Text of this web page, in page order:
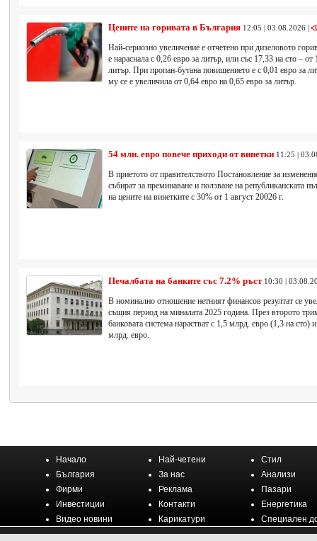
Цените на горивата в България 12:05 | 03.08.2026 |
Най-сериозно увеличение е отчетено при дизеловото
е нараснала с 0,26 евро за литър, или със 17,33 на сто –
литър. При пропан-бутана повишението е с 0,01 евро за
му се е увеличила от 0,64 евро на 0,65 евро за литър.
54 млн. евро повече приходи от винетки 11:25 |
В приетото от правителството Постановление за
събират за преминаване и ползване на републиканската
на цените на винетките с 30% от 1 август 20026 г.
Печалбата на банките със 7.2% ръст 10:30 |
В номинално отношение нетният финансов резултат се
същия период на миналата 2025 година. През второто
банковата система нарастват с 1,5 млрд. евро (1,3 на сто)
млрд. евро.
Начало Най-четени
Стил
България
За нас
Анализи
Фирми
Реклама
Пазари
Инвестиции
Контакти
Енергетика
Видео новини
Карикатури Специален